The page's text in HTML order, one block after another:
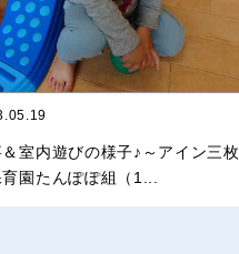
室内遊びの様子♪～アイン三枚
園たんぽぽ組（1...